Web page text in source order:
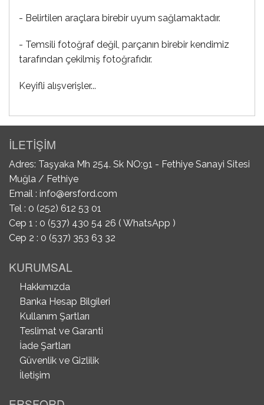
- Belirtilen araçlara birebir uyum sağlamaktadır.
- Temsili fotoğraf değil, parçanın birebir kendimiz
tarafından çekilmiş fotoğrafıdır.
Keyifli alışverişler...
İLETİŞİM
Adres: Taşyaka Mh 254. Sk NO:91 - Fethiye Sanayi Sitesi
Muğla / Fethiye
Email : info@ersford.com
Tel : 0 (252) 612 53 01
Cep 1 : 0 (537) 430 54 26 ( WhatsApp )
Cep 2 : 0 (537) 353 63 32
KURUMSAL
Hakkımızda
Banka Hesap Bilgileri
Kullanım Şartları
Teslimat ve Garanti
İade Şartları
Güvenlik ve Gizlilik
İletişim